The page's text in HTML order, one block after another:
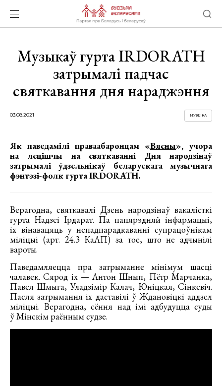
Музыкаў гурта IRDORATH
затрымалі падчас
святкавання дня нараджэння
03.08.2021 МУЗЫКА
Як паведамілі праваабаронцам «Вясны», учора
на лецішчы на святкаванні Дня народзінаў
затрымалі ўдзельнікаў беларускага музычнага
фэнтэзі-фолк гурта IRDORATH.
Верагодна, святкавалі Дзень народзінаў вакалісткі
гурта Надзеі Ірдарат. Па папярэдняй інфармацыі,
іх вінавацяць у непадпарадкаванні супрацоўнікам
міліцыі (арт. 24.3 КаАП) за тое, што не адчынілі
вароты.
Паведамляецца пра затрыманне мінімум шасці
чалавек. Сярод іх — Антон Шнып, Пётр Марчанка,
Павел Шмыга, Уладзімір Калач, Юніцкая, Сінкевіч.
Пасля затрымання іх даставілі ў Ждановіцкі аддзел
міліцыі. Верагодна, сёння над імі адбудуцца суды
ў Мінскім раённым судзе.